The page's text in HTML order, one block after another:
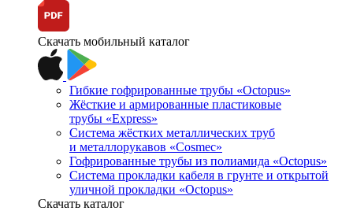
Скачать мобильный каталог
Гибкие гофрированные трубы «Octopus»
Жёсткие и армированные пластиковые
трубы «Express»
Система жёстких металлических труб
и металлорукавов «Cosmec»
Гофрированные трубы из полиамида «Octopus»
Система прокладки кабеля в грунте и открытой
уличной прокладки «Octopus»
Скачать каталог